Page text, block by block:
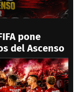
pone
del Ascenso